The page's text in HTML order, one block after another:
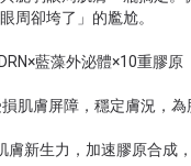
周卻垮了」的尷尬。
藍藻外泌體×10重膠原
損肌膚屏障，穩定膚況，
膚新生力，加速膠原合成